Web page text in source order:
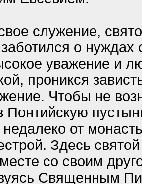
служение,
о
уважение и
проникся
Чтобы не
Понтийскую
от
Здесь
со своим
Священным